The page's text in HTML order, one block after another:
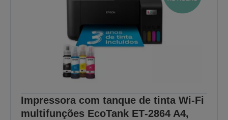
Impressora com tanque de tinta Wi-Fi
multifunções EcoTank ET‑2864 A4,